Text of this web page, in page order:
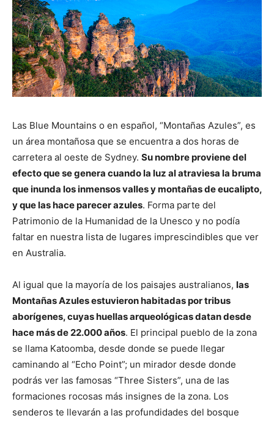
Las Blue Mountains o en español, “Montañas Azules”, es
un área montañosa que se encuentra a dos horas de
carretera al oeste de Sydney. Su nombre proviene del
efecto que se genera cuando la luz al atraviesa la bruma
que inunda los inmensos valles y montañas de eucalipto,
y que las hace parecer azules. Forma parte del
Patrimonio de la Humanidad de la Unesco y no podía
faltar en nuestra lista de lugares imprescindibles que ver
en Australia.
Al igual que la mayoría de los paisajes australianos, las
Montañas Azules estuvieron habitadas por tribus
aborígenes, cuyas huellas arqueológicas datan desde
hace más de 22.000 años. El principal pueblo de la zona
se llama Katoomba, desde donde se puede llegar
caminando al “Echo Point”; un mirador desde donde
podrás ver las famosas “Three Sisters”, una de las
formaciones rocosas más insignes de la zona. Los
senderos te llevarán a las profundidades del bosque